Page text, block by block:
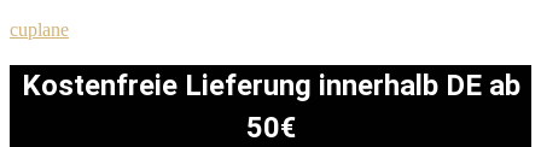
cuplane
Kostenfreie Lieferung innerhalb DE ab
50€